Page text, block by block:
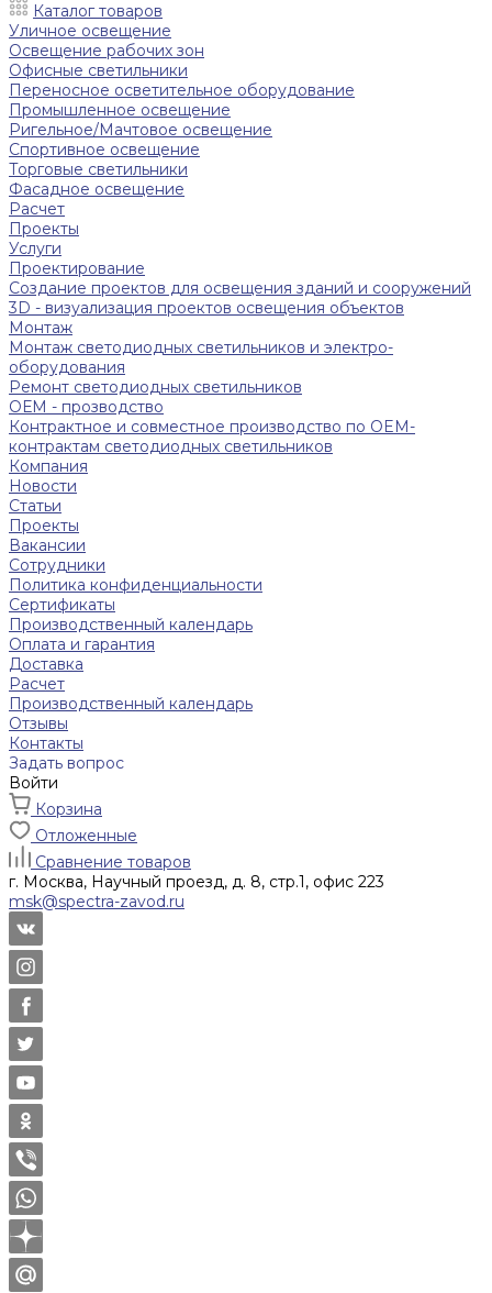
Каталог товаров
Уличное освещение
Освещение рабочих зон
Офисные светильники
Переносное осветительное оборудование
Промышленное освещение
Ригельное/Мачтовое освещение
Спортивное освещение
Торговые светильники
Фасадное освещение
Расчет
Проекты
Услуги
Проектирование
Создание проектов для освещения зданий и сооружений
3D - визуализация проектов освещения объектов
Монтаж
Монтаж светодиодных светильников и электро-
оборудования
Ремонт светодиодных светильников
ОЕМ - прозводство
Контрактное и совместное производство по OEM-
контрактам светодиодных светильников
Компания
Новости
Статьи
Проекты
Вакансии
Сотрудники
Политика конфиденциальности
Сертификаты
Производственный календарь
Оплата и гарантия
Доставка
Расчет
Производственный календарь
Отзывы
Контакты
Задать вопрос
Войти
Корзина
Отложенные
Сравнение товаров
г. Москва, Научный проезд, д. 8, стр.1, офис 223
msk@spectra-zavod.ru